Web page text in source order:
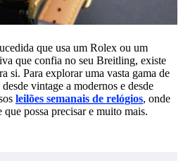
que usa um Rolex ou um
que confia no seu Breitling, existe
si. Para explorar uma vasta gama de
vintage a modernos e desde
leilões semanais de relógios, onde
possa precisar e muito mais.